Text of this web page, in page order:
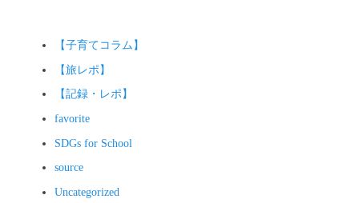
【子育てコラム】
【旅レポ】
【記録・レポ】
favorite
SDGs for School
source
Uncategorized